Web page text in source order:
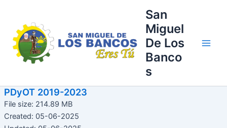
contenido
San
Miguel
De Los
Banco
s
PDyOT 2019-2023
File size: 214.89 MB
Created: 05-06-2025